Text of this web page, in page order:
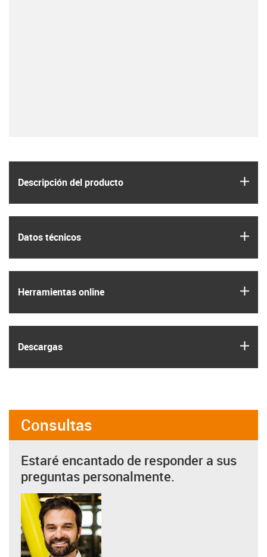
Descripción del producto
Datos técnicos
Herramientas online
Descargas
Consultas
Estaré encantado de responder a sus
preguntas personalmente.